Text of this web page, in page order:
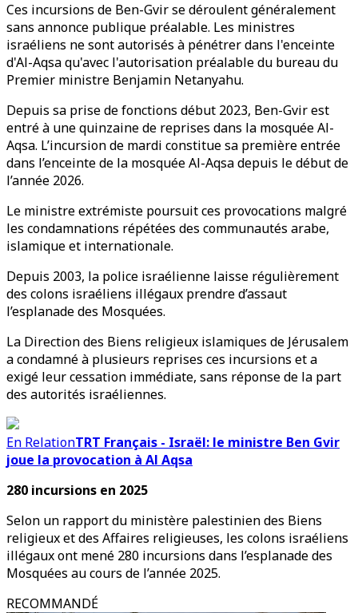
Ces incursions de Ben-Gvir se déroulent généralement
sans annonce publique préalable. Les ministres
israéliens ne sont autorisés à pénétrer dans l'enceinte
d'Al-Aqsa qu'avec l'autorisation préalable du bureau du
Premier ministre Benjamin Netanyahu.
Depuis sa prise de fonctions début 2023, Ben-Gvir est
entré à une quinzaine de reprises dans la mosquée Al-
Aqsa. L’incursion de mardi constitue sa première entrée
dans l’enceinte de la mosquée Al-Aqsa depuis le début de
l’année 2026.
Le ministre extrémiste poursuit ces provocations malgré
les condamnations répétées des communautés arabe,
islamique et internationale.
Depuis 2003, la police israélienne laisse régulièrement
des colons israéliens illégaux prendre d’assaut
l’esplanade des Mosquées.
La Direction des Biens religieux islamiques de Jérusalem
a condamné à plusieurs reprises ces incursions et a
exigé leur cessation immédiate, sans réponse de la part
des autorités israéliennes.
En RelationTRT Français - Israël: le ministre Ben Gvir
joue la provocation à Al Aqsa
280 incursions en 2025
Selon un rapport du ministère palestinien des Biens
religieux et des Affaires religieuses, les colons israéliens
illégaux ont mené 280 incursions dans l’esplanade des
Mosquées au cours de l’année 2025.
RECOMMANDÉ